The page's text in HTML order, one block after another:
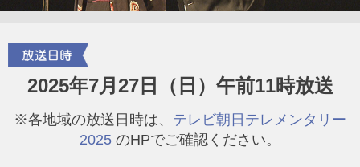
2025年7月27日（日）午前11時放送
※各地域の放送日時は、 テレビ朝日テレメンタリー
2025 のHPでご確認ください。